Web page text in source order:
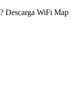
Descarga WiFi Map